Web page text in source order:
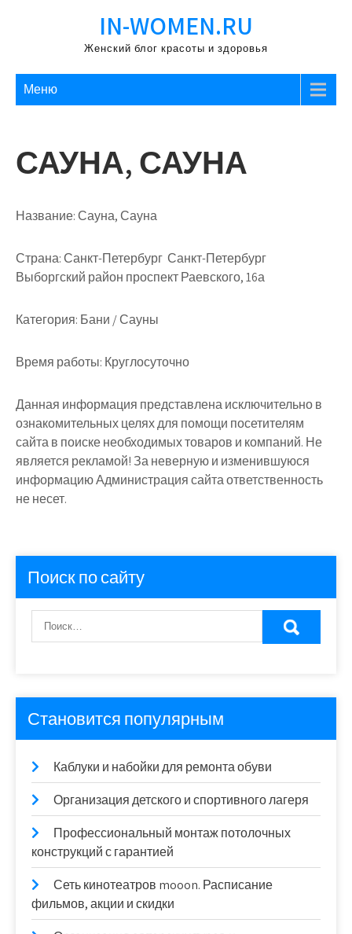
IN-WOMEN.RU
Женский блог красоты и здоровья
Меню
САУНА, САУНА
Название:Сауна, Сауна
Страна:Санкт-Петербург Санкт-Петербург
Выборгский район проспект Раевского, 16а
Категория: Бани / Сауны
Время работы: Круглосуточно
Данная информация представлена исключительно в
ознакомительных целях для помощи посетителям
сайта в поиске необходимых товаров и компаний. Не
является рекламой! За неверную и изменившуюся
информацию Администрация сайта ответственность
не несет.
Поиск по сайту
Становится популярным
Каблуки и набойки для ремонта обуви
Организация детского и спортивного лагеря
Профессиональный монтаж потолочных
конструкций с гарантией
Сеть кинотеатров mooon. Расписание
фильмов, акции и скидки